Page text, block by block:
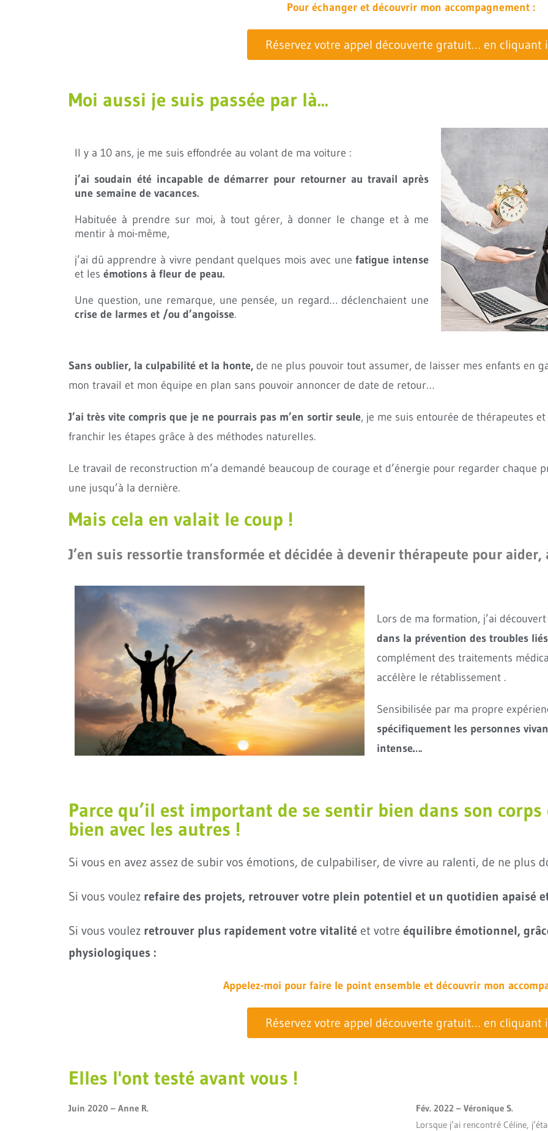
Pour échanger et découvrir mon accompagnement :
Réservez votre appel découverte gratuit… en cliquant
Moi aussi je suis passée par là...
Il y a 10 ans, je me suis effondrée au volant de ma voiture :
j’ai soudain été incapable de démarrer pour retourner au travail après
une semaine de vacances.
Habituée à prendre sur moi, à tout gérer, à donner le change et à me
mentir à moi-même,
j’ai dû apprendre à vivre pendant quelques mois avec unefatigue intense
et les émotions à fleur de peau.
Une question, une remarque, une pensée, un regard… déclenchaient une
crise de larmes et /ou d’angoisse.
Sans oublier, la culpabilité et la honte, de ne plus pouvoir tout assumer, de laisser mes enfants en
mon travail et mon équipe en plan sans pouvoir annoncer de date de retour…
J’ai très vite compris que je ne pourrais pas m’en sortir seule, je me suis entourée de thérapeutes
franchir les étapes grâce à des méthodes naturelles.
Le travail de reconstruction m’a demandé beaucoup de courage et d’énergie pour regarder chaque
une jusqu’à la dernière.
Mais cela en valait le coup !
J’en suis ressortie transformée et décidée à devenir thérapeute pour
Lors de ma formation, j’ai
dans la prévention des troubles
complément des traitements
accélère le rétablissement .
Sensibilisée par ma propre
spécifiquement les personnes
intense….
Parce qu’il est important de se sentir bien dans son
bien avec les autres !
Si vous en avez assez de subir vos émotions, de culpabiliser, de vivre au ralenti, de ne plus
Si vous voulez refaire des projets, retrouver votre plein potentiel et un quotidien apaisé
Si vous voulez retrouver plus rapidement votre vitalité et votre équilibre émotionnel,
physiologiques :
Appelez-moi pour faire le point ensemble et découvrir mon
Réservez votre appel découverte gratuit… en cliquant
Elles l'ont testé avant vous !
Juin 2020 – Anne R. Fév. 2022 – Véronique S.
Lorsque j’ai rencontré Céline,